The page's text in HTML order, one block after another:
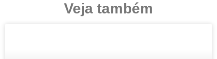
Veja também